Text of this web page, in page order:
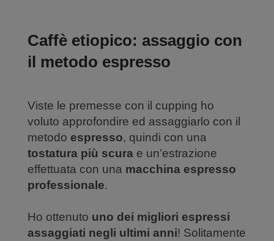
Caffè etiopico: assaggio con
il metodo espresso
Viste le premesse con il cupping ho
voluto approfondire ed assaggiarlo con il
metodo espresso, quindi con una
tostatura più scura e un’estrazione
effettuata con una macchina espresso
professionale.
Ho ottenuto uno dei migliori espressi
assaggiati negli ultimi anni! Solitamente